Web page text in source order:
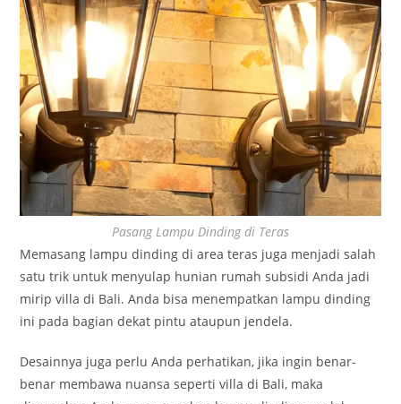
Pasang Lampu Dinding di Teras
Memasang lampu dinding di area teras juga menjadi salah
satu trik untuk menyulap hunian rumah subsidi Anda jadi
mirip villa di Bali. Anda bisa menempatkan lampu dinding
ini pada bagian dekat pintu ataupun jendela.
Desainnya juga perlu Anda perhatikan, jika ingin benar-
benar membawa nuansa seperti villa di Bali, maka